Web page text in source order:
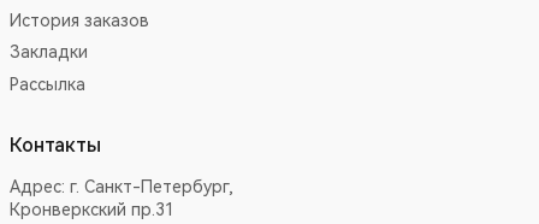
История заказов
Закладки
Рассылка
Контакты
Адрес: г. Санкт-Петербург,
Кронверкский пр.31